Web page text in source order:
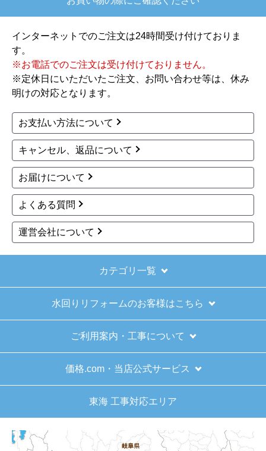
【注文からどのくらいで届きましたか？】
もあると思いますがあまりに早かったので少し驚
【その他感想・コメント】
ショップからの連絡もしっかりありましたし、商
できました。また機会があれば是非利用したいと
思います。
きょりけ
2025年11月9日 07:54
欲しい商品をスムーズに注文できましたか？
はい
予定の期日までに商品が届きましたか？
はい
【注文商品】給湯器 【注文時期】2025
年11月頃（モバイルから）
【このショップを選んだ理由は？】
インターネットでのご注文は24時間受け付けておりま
す。
※お電話でのご注文は受け付けておりません。
※定休日にいただいたご注文、お問い合わせ等は、休み
明けの対応となります。
お支払い方法について
キャンセル、返品について
お届けについて
よくある質問
運営会社について
カテゴリ一覧
水回りリフォームのお客様はこちら
ご利用案内・工事について
価格.com・当店公式サービス
東海 工事対応エリア